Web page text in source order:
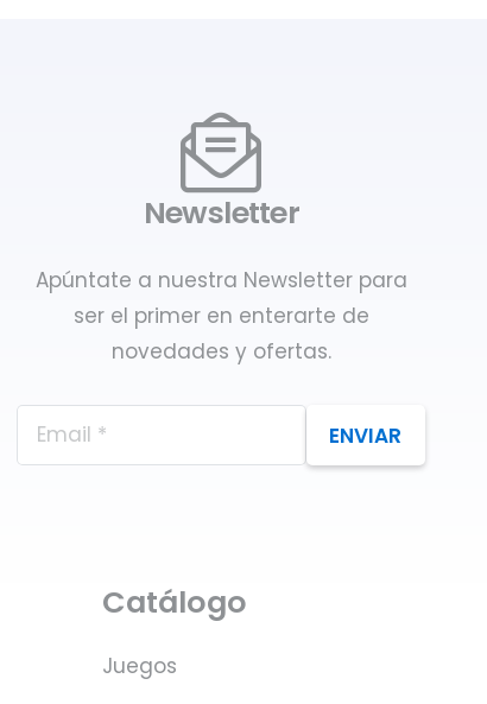
Newsletter
Apúntate a nuestra Newsletter para
ser el primer en enterarte de
novedades y ofertas.
ENVIAR
Catálogo
Juegos